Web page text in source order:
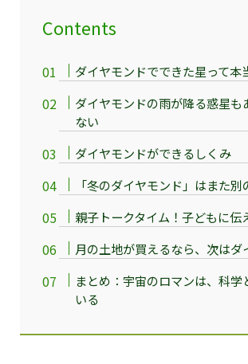
Contents
ダイヤモンドでできた星って本
ダイヤモンドの雨が降る惑星も
ない
ダイヤモンドができるしくみ
「冬のダイヤモンド」はまた別
親子トークタイム！子どもに伝
月の土地が買えるなら、次はダ
まとめ：宇宙のロマンは、科学
いる